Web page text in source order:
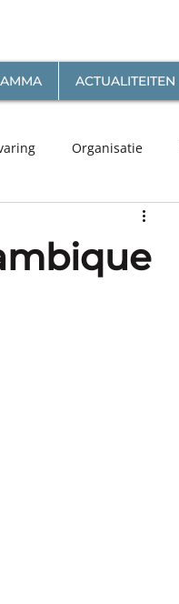
ACTUALITEITEN
Organisatie